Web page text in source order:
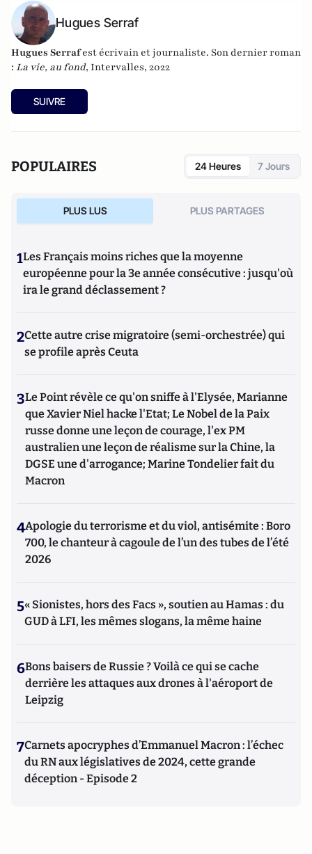
Hugues Serraf
Hugues Serrafest écrivain et journaliste. Son dernier roman
: La vie, au fond, Intervalles, 2022
SUIVRE
POPULAIRES 24 Heures 7 Jours
PLUS LUS PLUS PARTAGES
1Les Français moins riches que la moyenne
européenne pour la 3e année consécutive : jusqu'où
ira le grand déclassement ?
2Cette autre crise migratoire (semi-orchestrée) qui
se profile après Ceuta
3Le Point révèle ce qu'on sniffe à l'Elysée, Marianne
que Xavier Niel hacke l'Etat; Le Nobel de la Paix
russe donne une leçon de courage, l'ex PM
australien une leçon de réalisme sur la Chine, la
DGSE une d'arrogance; Marine Tondelier fait du
Macron
4Apologie du terrorisme et du viol, antisémite : Boro
700, le chanteur à cagoule de l’un des tubes de l’été
2026
5« Sionistes, hors des Facs », soutien au Hamas : du
GUD à LFI, les mêmes slogans, la même haine
6Bons baisers de Russie ? Voilà ce qui se cache
derrière les attaques aux drones à l'aéroport de
Leipzig
7Carnets apocryphes d’Emmanuel Macron : l’échec
du RN aux législatives de 2024, cette grande
déception - Episode 2